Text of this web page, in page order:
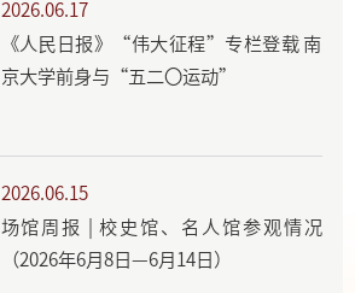
2026.06.17
《人民日报》“伟大征程”专栏登载 南
京大学前身与“五二〇运动”
2026.06.15
场馆周报 | 校史馆、名人馆参观情况
（2026年6月8日—6月14日）